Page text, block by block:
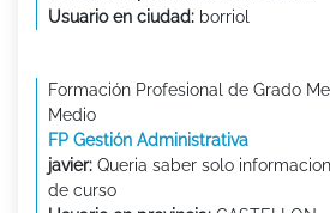
Usuario en ciudad: borriol
Formación Profesional de Grado
Medio
FP Gestión Administrativa
javier: Queria saber solo
de curso